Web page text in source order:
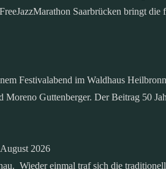
Saarbrücken bringt
Festivalabend im Waldhaus
Guttenberger. Der Beitrag 50
2026
Wieder einmal traf sich die